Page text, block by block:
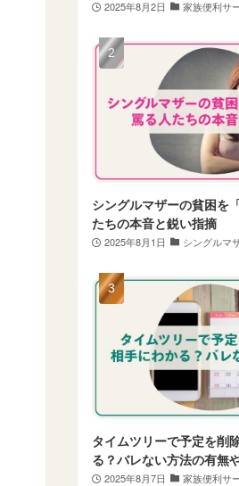
2025年8月2日 家族便利サ
シングルマザーの貧困を
たちの本音と鋭い指摘
2025年8月1日 シングルマ
タイムツリーで予定を削
る？バレない方法の有無
2025年8月7日 家族便利サ